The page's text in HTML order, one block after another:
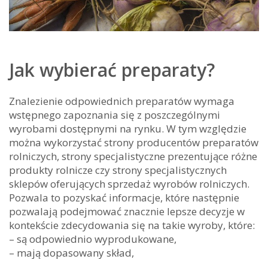
Jak wybierać preparaty?
Znalezienie odpowiednich preparatów wymaga
wstępnego zapoznania się z poszczególnymi
wyrobami dostępnymi na rynku. W tym względzie
można wykorzystać strony producentów preparatów
rolniczych, strony specjalistyczne prezentujące różne
produkty rolnicze czy strony specjalistycznych
sklepów oferujących sprzedaż wyrobów rolniczych.
Pozwala to pozyskać informacje, które następnie
pozwalają podejmować znacznie lepsze decyzje w
kontekście zdecydowania się na takie wyroby, które:
– są odpowiednio wyprodukowane,
– mają dopasowany skład,